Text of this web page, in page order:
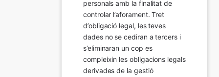
personals amb la finalitat de
controlar l’aforament. Tret
d’obligació legal, les teves
dades no se cediran a tercers i
s’eliminaran un cop es
compleixin les obligacions legals
derivades de la gestió